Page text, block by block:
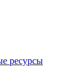
ресурсы